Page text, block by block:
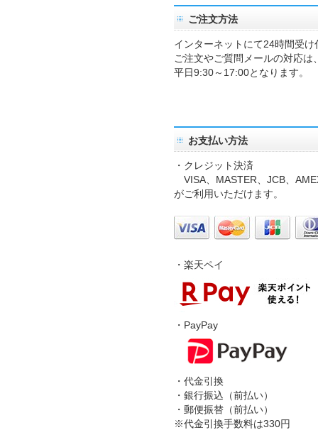
ご注文方法
インターネットにて24時間受
ご注文やご質問メールの対応は
平日9:30～17:00となります。
お支払い方法
・クレジット決済
VISA、MASTER、JCB、
がご利用いただけます。
・楽天ペイ
・PayPay
・代金引換
・銀行振込（前払い）
・郵便振替（前払い）
※代金引換手数料は330円